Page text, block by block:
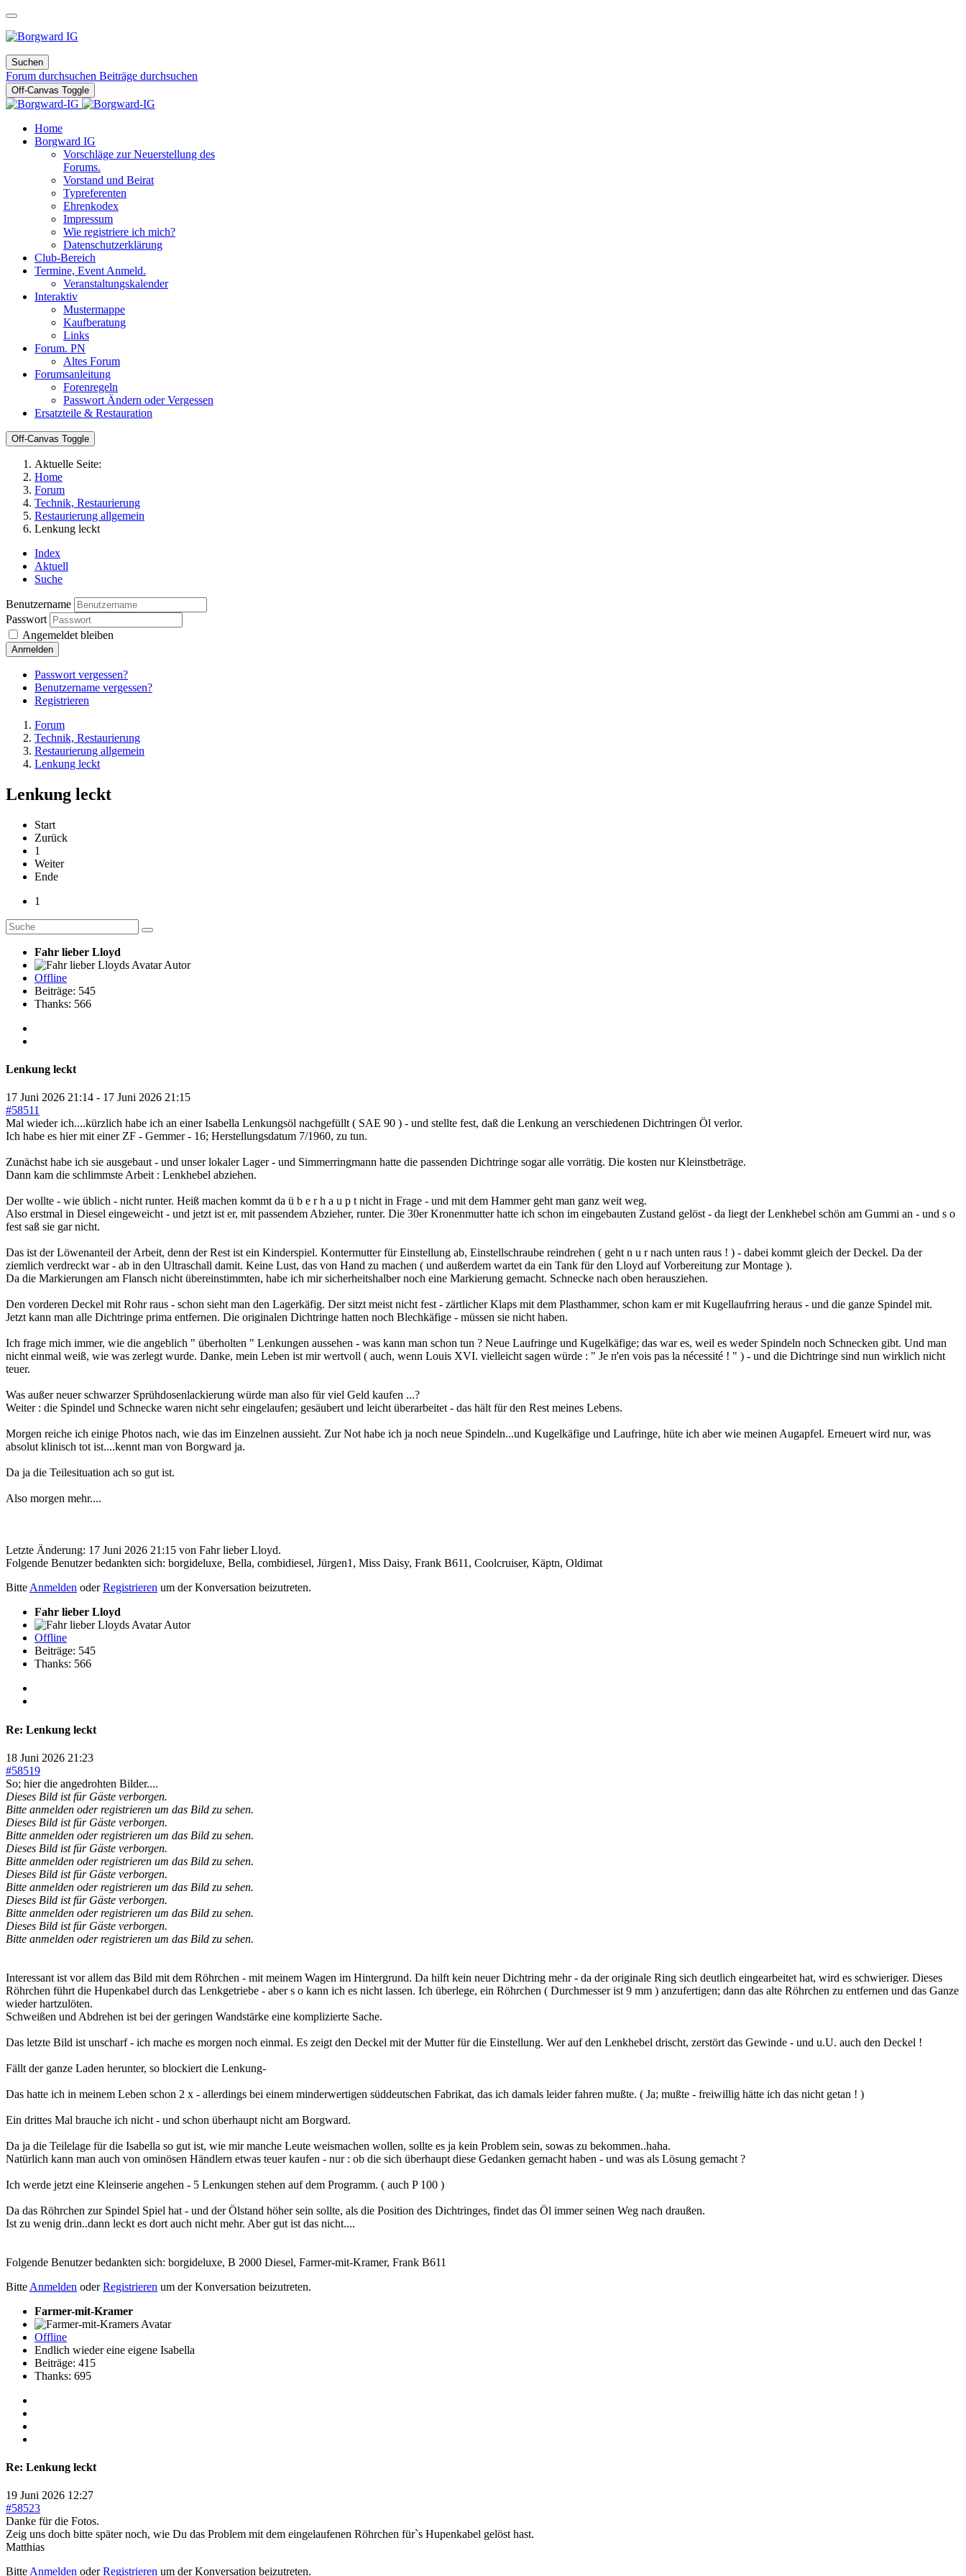
Suchen
Forum durchsuchen Beiträge durchsuchen
Off-Canvas Toggle
Home
Borgward IG
Vorschläge zur Neuerstellung des
Forums.
Vorstand und Beirat
Typreferenten
Ehrenkodex
Impressum
Wie registriere ich mich?
Datenschutzerklärung
Club-Bereich
Termine, Event Anmeld.
Veranstaltungskalender
Interaktiv
Mustermappe
Kaufberatung
Links
Forum. PN
Altes Forum
Forumsanleitung
Forenregeln
Passwort Ändern oder Vergessen
Ersatzteile & Restauration
Off-Canvas Toggle
Aktuelle Seite:
Home
Forum
Technik, Restaurierung
Restaurierung allgemein
Lenkung leckt
Index
Aktuell
Suche
Benutzername
Passwort
Angemeldet bleiben
Anmelden
Passwort vergessen?
Benutzername vergessen?
Registrieren
Forum
Technik, Restaurierung
Restaurierung allgemein
Lenkung leckt
Lenkung leckt
Start
Zurück
1
Weiter
Ende
1
Fahr lieber Lloyd
Autor
Offline
Beiträge: 545
Thanks: 566
Lenkung leckt
17 Juni 2026 21:14 - 17 Juni 2026 21:15
#58511
Mal wieder ich....kürzlich habe ich an einer Isabella Lenkungsöl nachgefüllt ( SAE 90 ) - und stellte fest, daß die Lenkung an verschiedenen Dichtringen Öl verlor.
Ich habe es hier mit einer ZF - Gemmer - 16; Herstellungsdatum 7/1960, zu tun.
Zunächst habe ich sie ausgebaut - und unser lokaler Lager - und Simmerringmann hatte die passenden Dichtringe sogar alle vorrätig. Die kosten nur Kleinstbeträge.
Dann kam die schlimmste Arbeit : Lenkhebel abziehen.
Der wollte - wie üblich - nicht runter. Heiß machen kommt da ü b e r h a u p t nicht in Frage - und mit dem Hammer geht man ganz weit weg.
Also erstmal in Diesel eingeweicht - und jetzt ist er, mit passendem Abzieher, runter. Die 30er Kronenmutter hatte ich schon im eingebauten Zustand gelöst - da liegt der Lenkhebel schön am Gummi an - und s o
fest saß sie gar nicht.
Das ist der Löwenanteil der Arbeit, denn der Rest ist ein Kinderspiel. Kontermutter für Einstellung ab, Einstellschraube reindrehen ( geht n u r nach unten raus ! ) - dabei kommt gleich der Deckel. Da der
ziemlich verdreckt war - ab in den Ultraschall damit. Keine Lust, das von Hand zu machen ( und außerdem wartet da ein Tank für den Lloyd auf Vorbereitung zur Montage ).
Da die Markierungen am Flansch nicht übereinstimmten, habe ich mir sicherheitshalber noch eine Markierung gemacht. Schnecke nach oben herausziehen.
Den vorderen Deckel mit Rohr raus - schon sieht man den Lagerkäfig. Der sitzt meist nicht fest - zärtlicher Klaps mit dem Plasthammer, schon kam er mit Kugellaufrring heraus - und die ganze Spindel mit.
Jetzt kann man alle Dichtringe prima entfernen. Die originalen Dichtringe hatten noch Blechkäfige - müssen sie nicht haben.
Ich frage mich immer, wie die angeblich " überholten " Lenkungen aussehen - was kann man schon tun ? Neue Laufringe und Kugelkäfige; das war es, weil es weder Spindeln noch Schnecken gibt. Und man
nicht einmal weiß, wie was zerlegt wurde. Danke, mein Leben ist mir wertvoll ( auch, wenn Louis XVI. vielleicht sagen würde : " Je n'en vois pas la nécessité ! " ) - und die Dichtringe sind nun wirklich nicht
teuer.
Was außer neuer schwarzer Sprühdosenlackierung würde man also für viel Geld kaufen ...?
Weiter : die Spindel und Schnecke waren nicht sehr eingelaufen; gesäubert und leicht überarbeitet - das hält für den Rest meines Lebens.
Morgen reiche ich einige Photos nach, wie das im Einzelnen aussieht. Zur Not habe ich ja noch neue Spindeln...und Kugelkäfige und Laufringe, hüte ich aber wie meinen Augapfel. Erneuert wird nur, was
absolut klinisch tot ist....kennt man von Borgward ja.
Da ja die Teilesituation ach so gut ist.
Also morgen mehr....
Letzte Änderung: 17 Juni 2026 21:15 von Fahr lieber Lloyd.
Folgende Benutzer bedankten sich: borgideluxe, Bella, combidiesel, Jürgen1 , Miss Daisy, Frank B611 , Coolcruiser, Käptn, Oldimat
Bitte Anmelden oderRegistrieren um der Konversation beizutreten.
Fahr lieber Lloyd
Autor
Offline
Beiträge: 545
Thanks: 566
Re: Lenkung leckt
18 Juni 2026 21:23
#58519
So; hier die angedrohten Bilder....
Dieses Bild ist für Gäste verborgen.
Bitte anmelden oder registrieren um das Bild zu sehen.
Dieses Bild ist für Gäste verborgen.
Bitte anmelden oder registrieren um das Bild zu sehen.
Dieses Bild ist für Gäste verborgen.
Bitte anmelden oder registrieren um das Bild zu sehen.
Dieses Bild ist für Gäste verborgen.
Bitte anmelden oder registrieren um das Bild zu sehen.
Dieses Bild ist für Gäste verborgen.
Bitte anmelden oder registrieren um das Bild zu sehen.
Dieses Bild ist für Gäste verborgen.
Bitte anmelden oder registrieren um das Bild zu sehen.
Interessant ist vor allem das Bild mit dem Röhrchen - mit meinem Wagen im Hintergrund. Da hilft kein neuer Dichtring mehr - da der originale Ring sich deutlich eingearbeitet hat, wird es schwieriger. Dieses
Röhrchen führt die Hupenkabel durch das Lenkgetriebe - aber s o kann ich es nicht lassen. Ich überlege, ein Röhrchen ( Durchmesser ist 9 mm ) anzufertigen; dann das alte Röhrchen zu entfernen und das Ganze
wieder hartzulöten.
Schweißen und Abdrehen ist bei der geringen Wandstärke eine komplizierte Sache.
Das letzte Bild ist unscharf - ich mache es morgen noch einmal. Es zeigt den Deckel mit der Mutter für die Einstellung. Wer auf den Lenkhebel drischt, zerstört das Gewinde - und u.U. auch den Deckel !
Fällt der ganze Laden herunter, so blockiert die Lenkung-
Das hatte ich in meinem Leben schon 2 x - allerdings bei einem minderwertigen süddeutschen Fabrikat, das ich damals leider fahren mußte. ( Ja; mußte - freiwillig hätte ich das nicht getan ! )
Ein drittes Mal brauche ich nicht - und schon überhaupt nicht am Borgward.
Da ja die Teilelage für die Isabella so gut ist, wie mir manche Leute weismachen wollen, sollte es ja kein Problem sein, sowas zu bekommen..haha.
Natürlich kann man auch von ominösen Händlern etwas teuer kaufen - nur : ob die sich überhaupt diese Gedanken gemacht haben - und was als Lösung gemacht ?
Ich werde jetzt eine Kleinserie angehen - 5 Lenkungen stehen auf dem Programm. ( auch P 100 )
Da das Röhrchen zur Spindel Spiel hat - und der Ölstand höher sein sollte, als die Position des Dichtringes, findet das Öl immer seinen Weg nach draußen.
Ist zu wenig drin..dann leckt es dort auch nicht mehr. Aber gut ist das nicht....
Folgende Benutzer bedankten sich: borgideluxe, B 2000 Diesel, Farmer-mit-Kramer, Frank B611
Bitte Anmelden oderRegistrieren um der Konversation beizutreten.
Farmer-mit-Kramer
Offline
Endlich wieder eine eigene Isabella
Beiträge: 415
Thanks: 695
Re: Lenkung leckt
19 Juni 2026 12:27
#58523
Danke für die Fotos.
Zeig uns doch bitte später noch, wie Du das Problem mit dem eingelaufenen Röhrchen für`s Hupenkabel gelöst hast.
Matthias
BitteAnmelden oderRegistrieren um der Konversation beizutreten.